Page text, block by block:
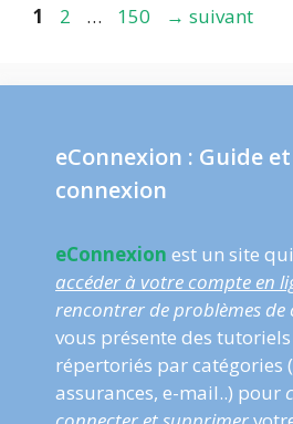
Page
1 Page
2 … Page
150 → suivant
eConnexion : Guide
connexion
eConnexion est un site
accéder à votre compte en
rencontrer de problèmes de
vous présente des
répertoriés par catégories
assurances, e-mail..) pour